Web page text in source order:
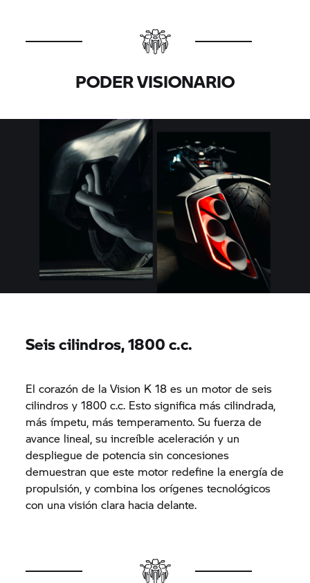
PODER VISIONARIO
Seis cilindros, 1800 c.c.
El corazón de la Vision K 18 es un motor de seis
cilindros y 1800 c.c. Esto significa más cilindrada,
más ímpetu, más temperamento. Su fuerza de
avance lineal, su increíble aceleración y un
despliegue de potencia sin concesiones
demuestran que este motor redefine la energía de
propulsión, y combina los orígenes tecnológicos
con una visión clara hacia delante.